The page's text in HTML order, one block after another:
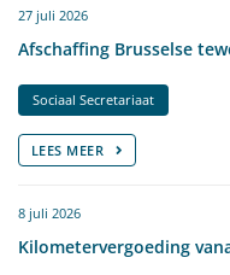
27 juli 2026
Afschaffing Brusselse
Sociaal Secretariaat
LEES MEER
8 juli 2026
Kilometervergoeding